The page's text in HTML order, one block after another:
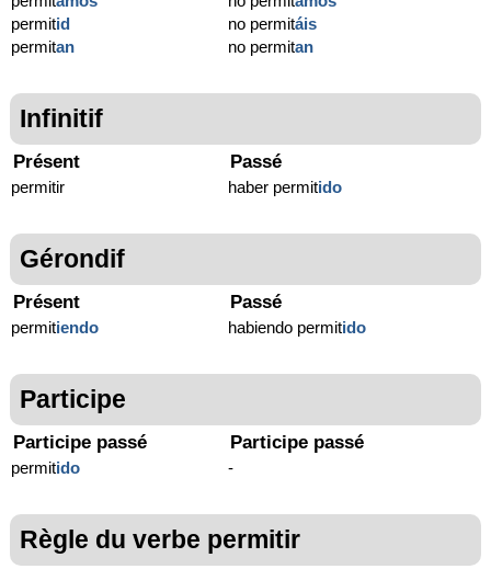
permitid
permitan
no permitáis
no permitan
Infinitif
Présent
permitir
Passé
haber permitido
Gérondif
Présent
permitiendo
Passé
habiendo permitido
Participe
Participe passé
permitido
Participe passé
-
Règle du verbe permitir